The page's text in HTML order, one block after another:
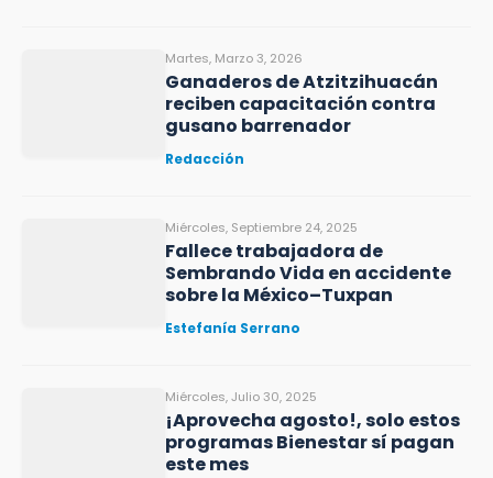
Martes, Marzo 3, 2026
Ganaderos de Atzitzihuacán
reciben capacitación contra
gusano barrenador
Redacción
Miércoles, Septiembre 24, 2025
Fallece trabajadora de
Sembrando Vida en accidente
sobre la México–Tuxpan
Estefanía Serrano
Miércoles, Julio 30, 2025
¡Aprovecha agosto!, solo estos
programas Bienestar sí pagan
este mes